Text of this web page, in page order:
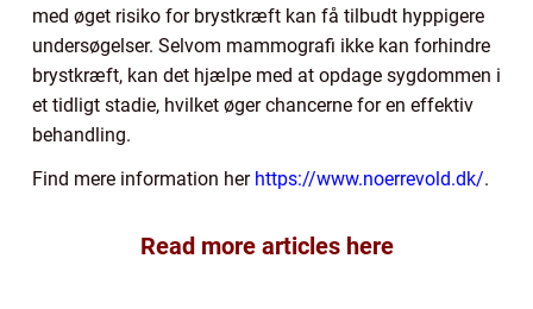
med øget risiko for brystkræft kan få tilbudt hyppigere
undersøgelser. Selvom mammografi ikke kan forhindre
brystkræft, kan det hjælpe med at opdage sygdommen i
et tidligt stadie, hvilket øger chancerne for en effektiv
behandling.
Find mere information her https://www.noerrevold.dk/.
Read more articles here